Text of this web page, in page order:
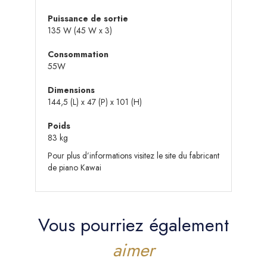
Puissance de sortie
135 W (45 W x 3)
Consommation
55W
Dimensions
144,5 (L) x 47 (P) x 101 (H)
Poids
83 kg
Pour plus d’informations visitez le site du fabricant
de piano Kawai
Vous pourriez également
aimer